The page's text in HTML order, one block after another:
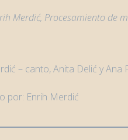
Merdić, Procesamiento de
– canto, Anita Delić y Ana
por: Enrih Merdić